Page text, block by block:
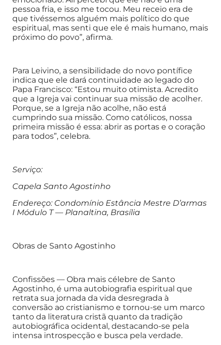
pessoa fria, e isso me tocou. Meu receio era de
que tivéssemos alguém mais político do que
espiritual, mas senti que ele é mais humano, mais
próximo do povo”, afirma.
Para Leivino, a sensibilidade do novo pontífice
indica que ele dará continuidade ao legado do
Papa Francisco: “Estou muito otimista. Acredito
que a Igreja vai continuar sua missão de acolher.
Porque, se a Igreja não acolhe, não está
cumprindo sua missão. Como católicos, nossa
primeira missão é essa: abrir as portas e o coração
para todos”, celebra.
Serviço:
Capela Santo Agostinho
Endereço: Condomínio Estância Mestre D’armas
I Módulo T — Planaltina, Brasília
Obras de Santo Agostinho
Confissões — Obra mais célebre de Santo
Agostinho, é uma autobiografia espiritual que
retrata sua jornada da vida desregrada à
conversão ao cristianismo e tornou-se um marco
tanto da literatura cristã quanto da tradição
autobiográfica ocidental, destacando-se pela
intensa introspecção e busca pela verdade.